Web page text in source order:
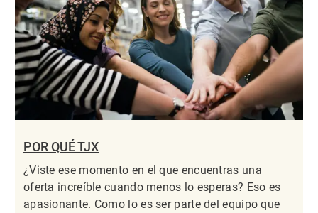
POR QUÉ TJX
¿Viste ese momento en el que encuentras una
oferta increíble cuando menos lo esperas? Eso es
apasionante. Como lo es ser parte del equipo que